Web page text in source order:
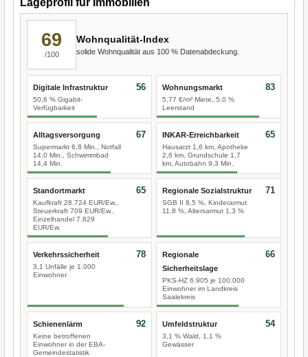
Lageprofil für Immobilien
69
/100
Wohnqualität-Index
solide Wohnqualität aus 100 % Datenabdeckung.
Digitale Infrastruktur
50,6 % Gigabit-
Verfügbarkeit
56 Wohnungsmarkt
5,77 €/m² Miete, 5,0 %
Leerstand
83
Alltagsversorgung
Supermarkt 6,8 Min., Notfall
14,0 Min., Schwimmbad
14,4 Min.
67 INKAR-Erreichbarkeit
Hausarzt 1,6 km, Apotheke
2,6 km, Grundschule 1,7
km, Autobahn 9,3 Min.
65
Standortmarkt
Kaufkraft 28.724 EUR/Ew.,
Steuerkraft 709 EUR/Ew.,
Einzelhandel 7.829
EUR/Ew.
65 Regionale Sozialstruktur
SGB II 8,5 %, Kinderarmut
11,8 %, Altersarmut 1,3 %
71
Verkehrssicherheit
3,1 Unfälle je 1.000
Einwohner
78
Regionale
Sicherheitslage
PKS-HZ 6.905 je 100.000
Einwohner im Landkreis
Saalekreis
66
Schienenlärm
Keine betroffenen
Einwohner in der EBA-
Gemeindestatistik
92 Umfeldstruktur
3,1 % Wald, 1,1 %
Gewässer
54